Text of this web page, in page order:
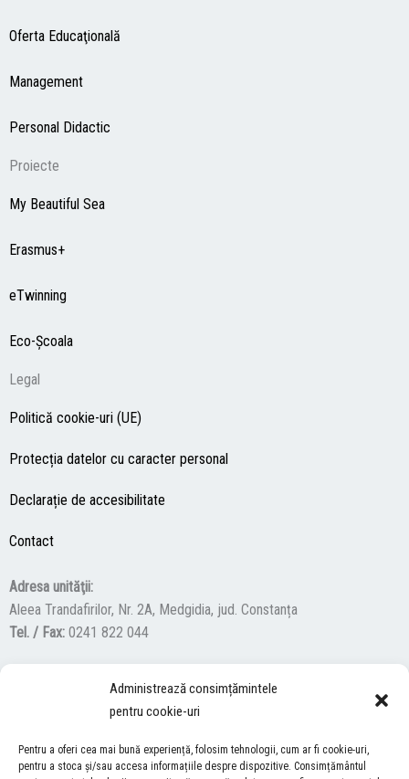
Administrează consimțămintele
pentru cookie-uri
Pentru a oferi cea mai bună experiență, folosim tehnologii, cum ar fi cookie-uri,
pentru a stoca și/sau accesa informațiile despre dispozitive. Consimțământul
Oferta Educaţională
Management
Personal Didactic
Proiecte
My Beautiful Sea
Erasmus+
eTwinning
Eco-Şcoala
Legal
Politică cookie-uri (UE)
Protecția datelor cu caracter personal
Declarație de accesibilitate
Contact
Adresa unităţii:
Aleea Trandafirilor, Nr. 2A, Medgidia, jud. Constanța
Tel. / Fax: 0241 822 044
F
a
c
e
Y
u
t
I
s
t
ACCES NEVĂZĂTORI